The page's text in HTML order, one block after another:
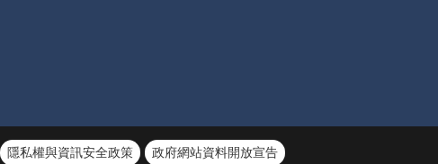
隱私權與資訊安全政策 政府網站資料開放宣告